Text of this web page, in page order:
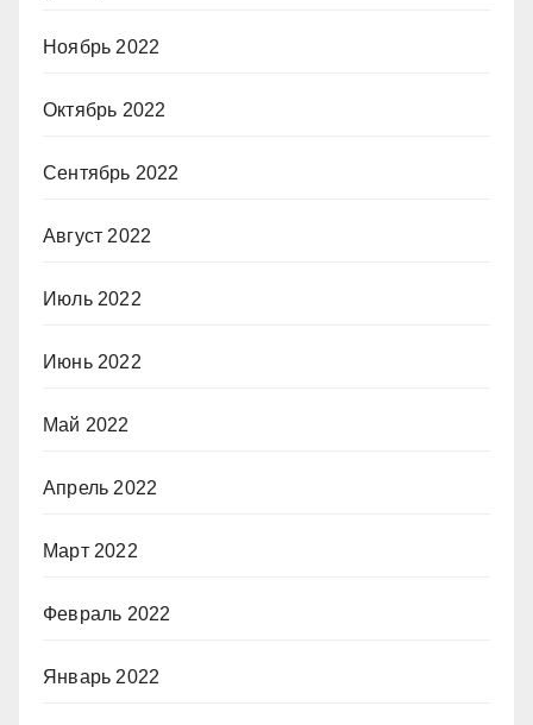
Ноябрь 2022
Октябрь 2022
Сентябрь 2022
Август 2022
Июль 2022
Июнь 2022
Май 2022
Апрель 2022
Март 2022
Февраль 2022
Январь 2022